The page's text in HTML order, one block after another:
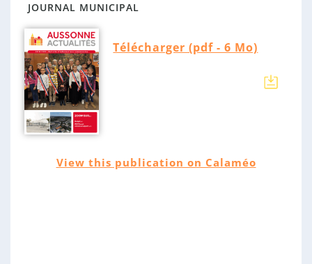
C
é
g
o
r
i
e
s
JOURNAL MUNICIPAL
Télécharger (pdf - 6 Mo)
View this publication on Calaméo